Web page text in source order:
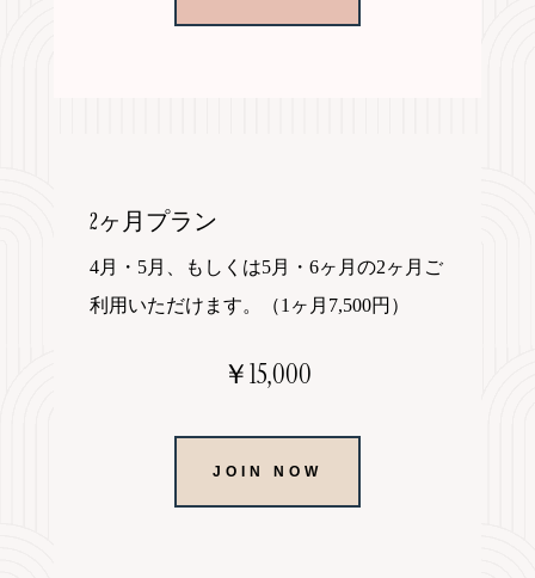
2ヶ月プラン
4月・5月、もしくは5月・6ヶ月の2ヶ月ご
利用いただけます。（1ヶ月7,500円）
￥15,000
JOIN NOW